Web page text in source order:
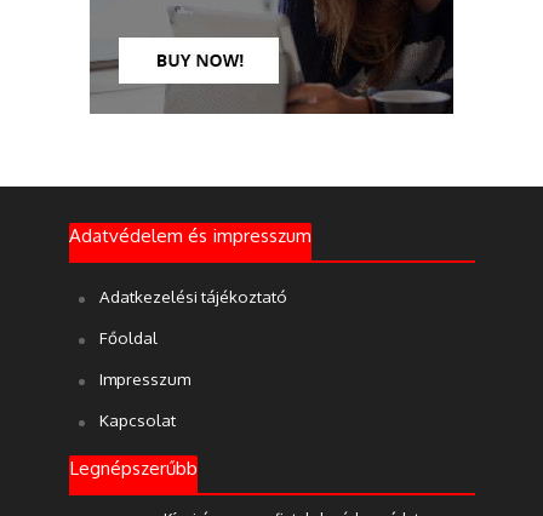
Adatvédelem és impresszum
Adatkezelési tájékoztató
Főoldal
Impresszum
Kapcsolat
Legnépszerűbb